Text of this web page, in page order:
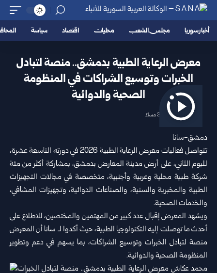
أخبار سوريا مجلس الشعب محليات اقتصاد سياسة
معرض الرعاية الطبية بدمشق.. منصة لتبادل
الخبرات وتوسيع الشراكات في المنظومة
الصحية والدوائية
2026/06/24 3:16 مساءً
دمشق-سانا
تتواصل فعاليات معرض الرعاية الطبية 2026 في دورته التاسعة عشرة،
لليوم الثاني، على أرض مدينة المعارض بدمشق، بمشاركة أكثر من مئة
شركة طبية محلية وعربية وأجنبية، متخصصة في مجالات التجهيزات
الطبية والمخبرية والسنية، والصناعات الدوائية، وتجهيزات المشافي،
والخدمات الصحية.
ويشهد المعرض إقبال عدد كبير من المهتمين والمختصين، للاطلاع على
أحدث ما توصلت إليه التكنولوجيا الطبية، حيث أكدوا لـ سانا أن المعرض
منصة لتبادل الخبرات وتوسيع الشراكات، بما يسهم في دعم وتطوير
المنظومة الصحية والدوائية.